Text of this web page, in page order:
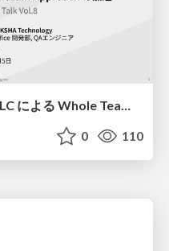
【QA Test Talk Vol.8】AI-DLC による Whole Team Approach の加速
0 110